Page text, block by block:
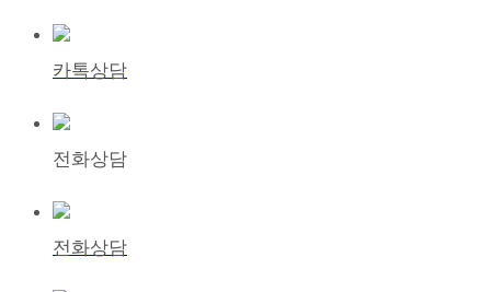
카톡상담
전화상담
전화상담